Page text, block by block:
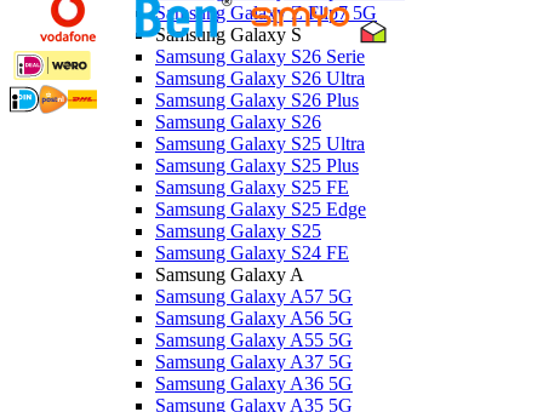
Samsung Galaxy Z Flip7 5G
Samsung Galaxy S
Samsung Galaxy S26 Serie
Samsung Galaxy S26 Ultra
Samsung Galaxy S26 Plus
Samsung Galaxy S26
Samsung Galaxy S25 Ultra
Samsung Galaxy S25 Plus
Samsung Galaxy S25 FE
Samsung Galaxy S25 Edge
Samsung Galaxy S25
Samsung Galaxy S24 FE
Samsung Galaxy A
Samsung Galaxy A57 5G
Samsung Galaxy A56 5G
Samsung Galaxy A55 5G
Samsung Galaxy A37 5G
Samsung Galaxy A36 5G
Samsung Galaxy A35 5G